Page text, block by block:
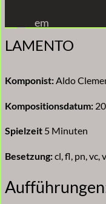
Inhalt
springen
em
LAMENTO
Komponist:Aldo
Kompositionsdatum:
Spielzeit 5 Minuten
Besetzung:cl, fl, pn, vc,